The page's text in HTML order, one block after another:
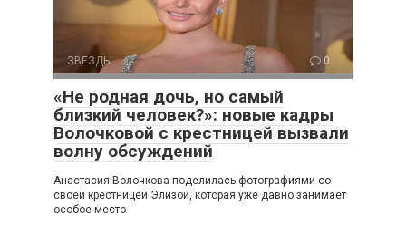
ЗВЕЗДЫ 0
«Не родная дочь, но самый
близкий человек?»: новые кадры
Волочковой с крестницей вызвали
волну обсуждений
Анастасия Волочкова поделилась фотографиями со
своей крестницей Элизой, которая уже давно занимает
особое место